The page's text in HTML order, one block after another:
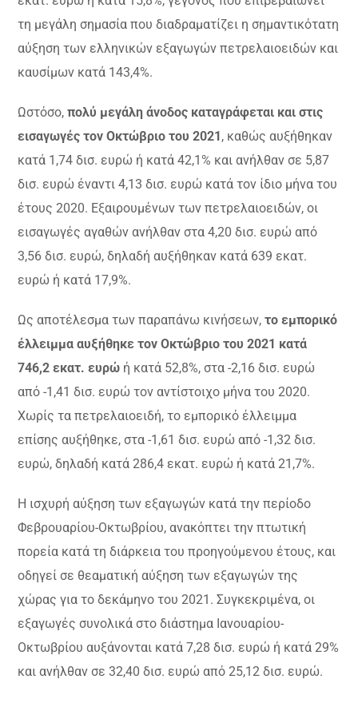
τη μεγάλη σημασία που διαδραματίζει η σημαντικότατη
αύξηση των ελληνικών εξαγωγών πετρελαιοειδών και
καυσίμων κατά 143,4%.
Ωστόσο,πολύ μεγάλη άνοδος καταγράφεται και στις
εισαγωγές τον Οκτώβριο του 2021, καθώς αυξήθηκαν
κατά 1,74 δισ. ευρώ ή κατά 42,1% και ανήλθαν σε 5,87
δισ. ευρώ έναντι 4,13 δισ. ευρώ κατά τον ίδιο μήνα του
έτους 2020. Εξαιρουμένων των πετρελαιοειδών, οι
εισαγωγές αγαθών ανήλθαν στα 4,20 δισ. ευρώ από
3,56 δισ. ευρώ, δηλαδή αυξήθηκαν κατά 639 εκατ.
ευρώ ή κατά 17,9%.
Ως αποτέλεσμα των παραπάνω κινήσεων,το εμπορικό
έλλειμμα αυξήθηκε τον Οκτώβριο του 2021 κατά
746,2 εκατ. ευρώ ή κατά 52,8%, στα -2,16 δισ. ευρώ
από -1,41 δισ. ευρώ τον αντίστοιχο μήνα του 2020.
Χωρίς τα πετρελαιοειδή, το εμπορικό έλλειμμα
επίσης αυξήθηκε, στα -1,61 δισ. ευρώ από -1,32 δισ.
ευρώ, δηλαδή κατά 286,4 εκατ. ευρώ ή κατά 21,7%.
Η ισχυρή αύξηση των εξαγωγών κατά την περίοδο
Φεβρουαρίου-Οκτωβρίου, ανακόπτει την πτωτική
πορεία κατά τη διάρκεια του προηγούμενου έτους, και
οδηγεί σε θεαματική αύξηση των εξαγωγών της
χώρας για το δεκάμηνο του 2021. Συγκεκριμένα, οι
εξαγωγές συνολικά στο διάστημα Ιανουαρίου-
Οκτωβρίου αυξάνονται κατά 7,28 δισ. ευρώ ή κατά 29%
και ανήλθαν σε 32,40 δισ. ευρώ από 25,12 δισ. ευρώ.